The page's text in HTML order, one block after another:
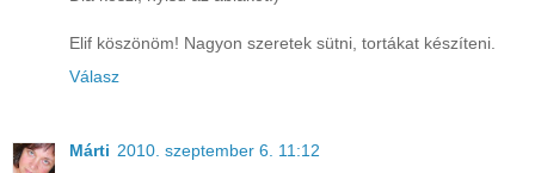
Elif köszönöm! Nagyon szeretek sütni, tortákat készíteni.
Válasz
Márti 2010. szeptember 6. 11:12